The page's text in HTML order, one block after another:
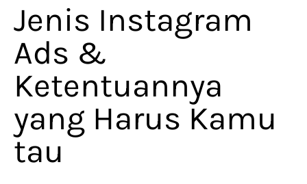
Jenis Instagram
Ads &
Ketentuannya
yang Harus Kamu
tau